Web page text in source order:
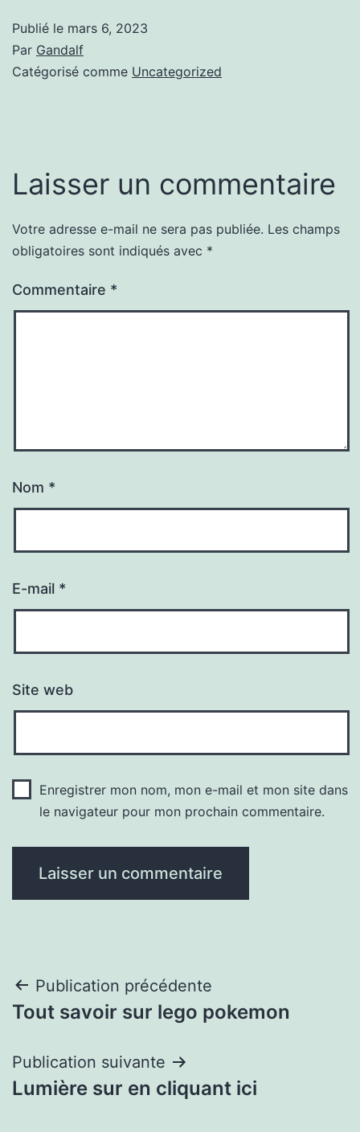
Publié le mars 6, 2023
Par Gandalf
Catégorisé comme Uncategorized
Laisser un commentaire
Votre adresse e-mail ne sera pas publiée. Les champs
obligatoires sont indiqués avec *
Commentaire *
Nom *
E-mail *
Site web
Enregistrer mon nom, mon e-mail et mon site dans
le navigateur pour mon prochain commentaire.
Navigation
de
l’article
Publication précédente
Tout savoir sur lego pokemon
Publication suivante
Lumière sur en cliquant ici